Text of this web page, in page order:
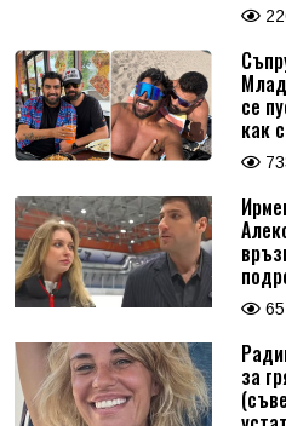
се
как
за